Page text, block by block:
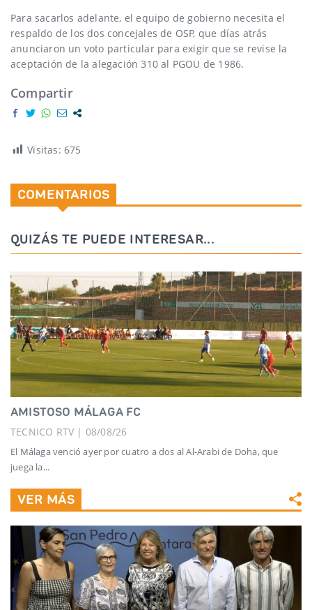
Para sacarlos adelante, el equipo de gobierno necesita el
respaldo de los dos concejales de OSP, que días atrás
anunciaron un voto particular para exigir que se revise la
aceptación de la alegación 310 al PGOU de 1986.
Compartir
Visitas: 675
COMENTARIOS
QUIZÁS TE PUEDE INTERESAR...
AMISTOSO MÁLAGA FC
TECNICO RTV | 08/08/26
El Málaga venció ayer por cuatro a dos al Al-Arabi de Doha, que
juega la...
VER MÁS